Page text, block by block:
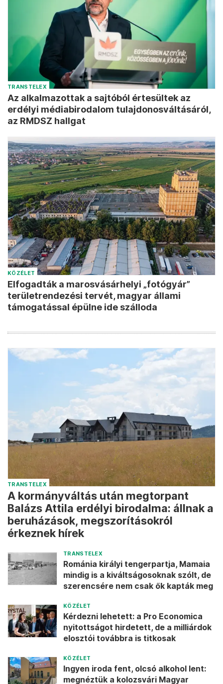
TRANSTELEX
Az alkalmazottak a sajtóból értesültek az
erdélyi médiabirodalom tulajdonosváltásáról,
az RMDSZ hallgat
KÖZÉLET
Elfogadták a marosvásárhelyi „fotógyár”
területrendezési tervét, magyar állami
támogatással épülne ide szálloda
TRANSTELEX
A kormányváltás után megtorpant
Balázs Attila erdélyi birodalma: állnak a
beruházások, megszorításokról
érkeznek hírek
TRANSTELEX
Románia királyi tengerpartja, Mamaia
mindig is a kiváltságosoknak szólt, de
szerencsére nem csak ők kapták meg
KÖZÉLET
Kérdezni lehetett: a Pro Economica
nyitottságot hirdetett, de a milliárdok
elosztói továbbra is titkosak
KÖZÉLET
Ingyen iroda fent, olcsó alkohol lent:
megnéztük a kolozsvári Magyar